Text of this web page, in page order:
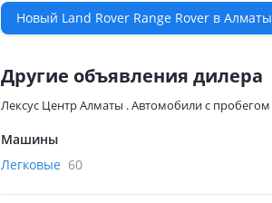
Новый Land Rover Range Rover в Алматы
Другие объявления дилера
Лексус Центр Алматы . Автомобили с пробегом
Машины
Легковые 60